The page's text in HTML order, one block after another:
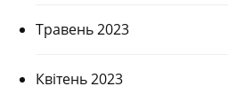
Травень 2023
Квітень 2023